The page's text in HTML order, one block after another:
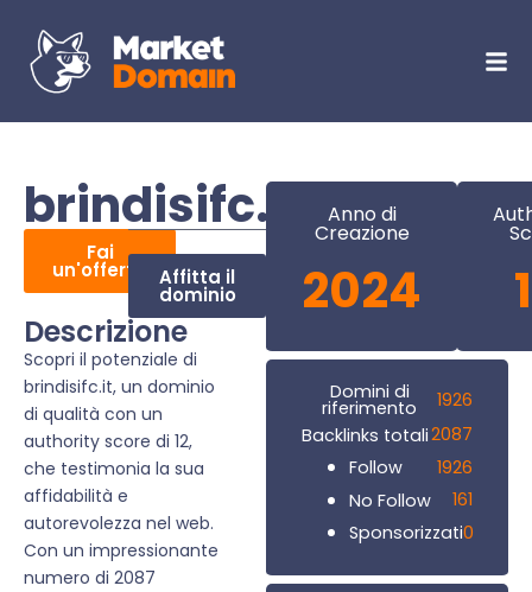
brindisifc.it
Fai
un'offerta Affitta il
dominio
Descrizione
Scopri il potenziale di
brindisifc.it, un dominio
di qualità con un
authority score di 12,
che testimonia la sua
affidabilità e
autorevolezza nel web.
Con un impressionante
numero di 2087
Anno di
Creazione
2024
Domini di
riferimento
1926
Backlinks totali2087
Follow
1926
No Follow
161
Sponsorizzati0